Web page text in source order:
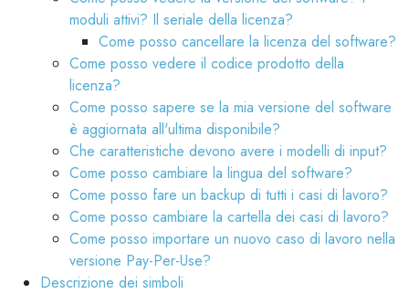
moduli attivi? Il seriale della licenza?
Come posso cancellare la licenza del software?
Come posso vedere il codice prodotto della
licenza?
Come posso sapere se la mia versione del software
è aggiornata all'ultima disponibile?
Che caratteristiche devono avere i modelli di input?
Come posso cambiare la lingua del software?
Come posso fare un backup di tutti i casi di lavoro?
Come posso cambiare la cartella dei casi di lavoro?
Come posso importare un nuovo caso di lavoro nella
versione Pay-Per-Use?
Descrizione dei simboli